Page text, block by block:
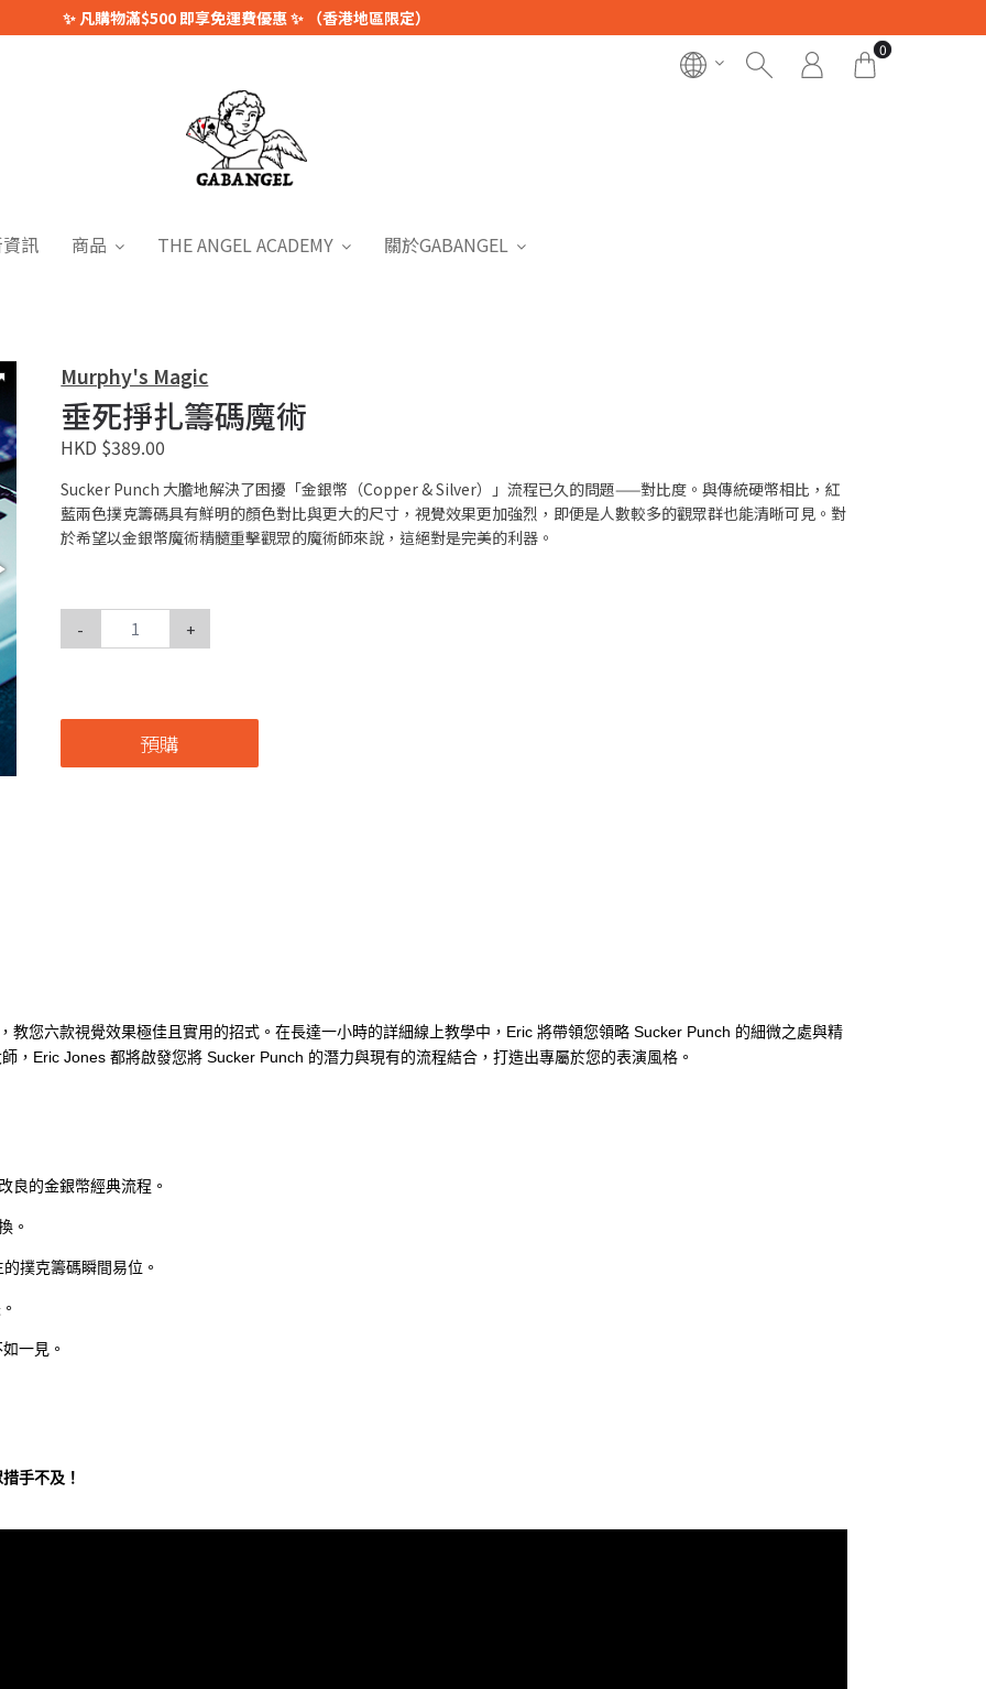
✨ 凡購物滿$500 即享免運費優惠 ✨ （香港地區限定）
0
訊 商品 THE ANGEL ACADEMY 關於GABANGEL
Murphy's Magic
垂死掙扎籌碼魔術
HKD $389.00
Sucker Punch 大膽地解決了困擾「金銀幣（Copper & Silver）」流程已久的問題——對比度。與傳統硬幣相比，紅
藍兩色撲克籌碼具有鮮明的顏色對比與更大的尺寸，視覺效果更加強烈，即便是人數較多的觀眾群也能清晰可見。對
於希望以金銀幣魔術精髓重擊觀眾的魔術師來說，這絕對是完美的利器。
- +
預購
教您六款視覺效果極佳且實用的招式。在長達一小時的詳細線上教學中，Eric 將帶領您領略 Sucker Punch 的細微之處與精
，Eric Jones 都將啟發您將 Sucker Punch 的潛力與現有的流程結合，打造出專屬於您的表演風格。
良的金銀幣經典流程。
。
撲克籌碼瞬間易位。
一見。
手不及！